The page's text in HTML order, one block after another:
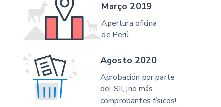
Março 2019
Apertura oficina
de Perú
Agosto 2020
Aprobación por parte
del SII, ¡no más
comprobantes físicos!